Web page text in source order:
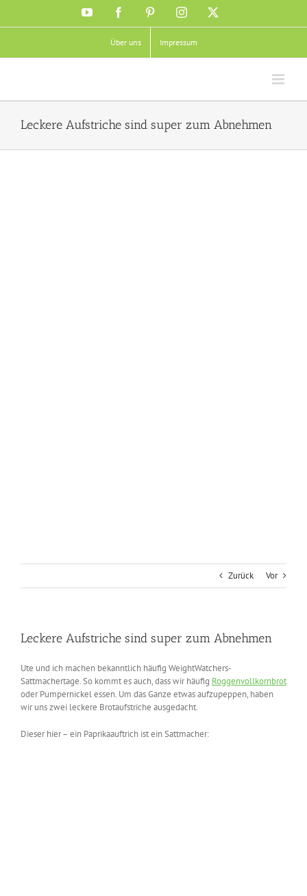
YouTube FacebookPinterestInstagram
Über uns Impressum
Leckere Aufstriche sind super zum Abnehmen
Zurück Vor
Leckere Aufstriche sind super zum Abnehmen
Ute und ich machen bekanntlich häufig WeightWatchers-
Sattmachertage. So kommt es auch, dass wir häufig Roggenvollkornbrot
oder Pumpernickel essen. Um das Ganze etwas aufzupeppen, haben
wir uns zwei leckere Brotaufstriche ausgedacht.
Dieser hier – ein Paprikaauftrich ist ein Sattmacher: